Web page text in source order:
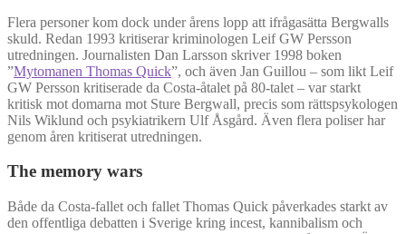
Flera personer kom dock under årens lopp att ifrågasätta Bergwalls
skuld. Redan 1993 kritiserar kriminologen Leif GW Persson
utredningen. Journalisten Dan Larsson skriver 1998 boken
”Mytomanen Thomas Quick”, och även Jan Guillou – som likt Leif
GW Persson kritiserade da Costa-åtalet på 80-talet – var starkt
kritisk mot domarna mot Sture Bergwall, precis som rättspsykologen
Nils Wiklund och psykiatrikern Ulf Åsgård. Även flera poliser har
genom åren kritiserat utredningen.
The memory wars
Både da Costa-fallet och fallet Thomas Quick påverkades starkt av
den offentliga debatten i Sverige kring incest, kannibalism och